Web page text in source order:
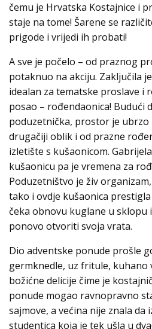
čemu je Hrvatska Kostajnice i
staje na tome! Šarene se
prigode i vrijedi ih probati!
A sve je počelo – od praznog
potaknuo na akciju. Zaključila
idealan za tematske proslave i
posao – rođendaonica! Budući
poduzetnička, prostor je
drugačiji oblik i od prazne
izletište s kušaonicom.
kušaonicu pa je vremena za
Poduzetništvo je živ
tako i ovdje kušaonica
čeka obnovu kuglane u sklopu
ponovo otvoriti svoja vrata.
Dio adventske ponude prošle
germknedle, uz fritule, kuhano
božićne delicije čime je
ponude mogao ravnopravno
sajmove, a većina nije znala da
studentica koja je tek ušla u